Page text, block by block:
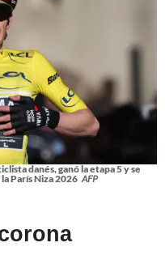
danés, ganó la etapa 5 y se
París Niza 2026 AFP